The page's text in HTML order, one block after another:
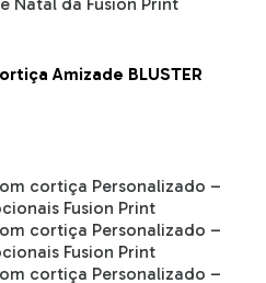
Amizade BLUSTER